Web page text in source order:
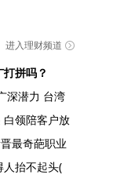
进入理财频道
拼吗？
深潜力 台湾
白领陪客户放
最奇葩职业
抬不起头(